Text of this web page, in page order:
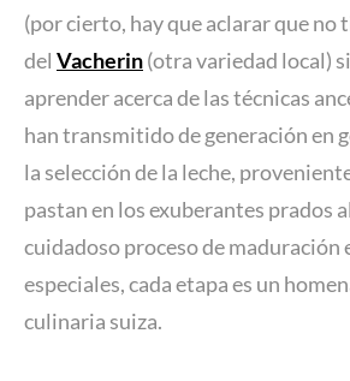
(por cierto, hay que aclarar que no
del Vacherin(otra variedad local)
aprender acerca de las técnicas
han transmitido de generación en
la selección de la leche,
pastan en los exuberantes prados
cuidadoso proceso de maduración
especiales, cada etapa es un
culinaria suiza.